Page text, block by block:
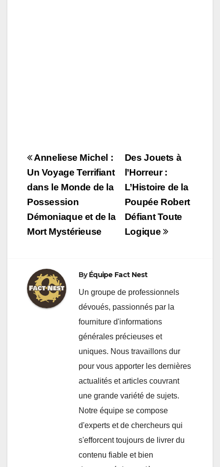
Navigation
de
l’article
Des Jouets à
l’Horreur :
L’Histoire de la
Poupée Robert
Défiant Toute
Logique
Anneliese Michel :
Un Voyage Terrifiant
dans le Monde de la
Possession
Démoniaque et de la
Mort Mystérieuse
ByÉquipe Fact Nest
Un groupe de professionnels
dévoués, passionnés par la
fourniture d'informations
générales précieuses et
uniques. Nous travaillons dur
pour vous apporter les dernières
actualités et articles couvrant
une grande variété de sujets.
Notre équipe se compose
d'experts et de chercheurs qui
s'efforcent toujours de livrer du
contenu fiable et bien